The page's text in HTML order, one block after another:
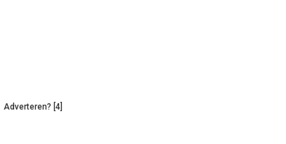
Adverteren? [4]